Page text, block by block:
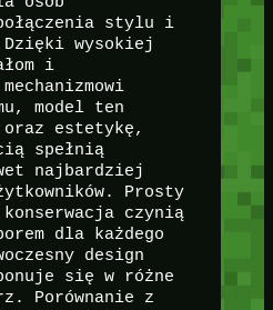
stylu i
wysokiej
i
mechanizmowi
model ten
oraz estetykę,
spełnią
najbardziej
Prosty
czynią
dla każdego
design
się w różne
Porównanie z